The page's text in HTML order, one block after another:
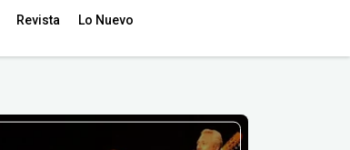
Revista Lo Nuevo